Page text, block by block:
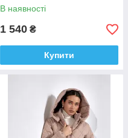
В наявності
1 540 ₴
Купити